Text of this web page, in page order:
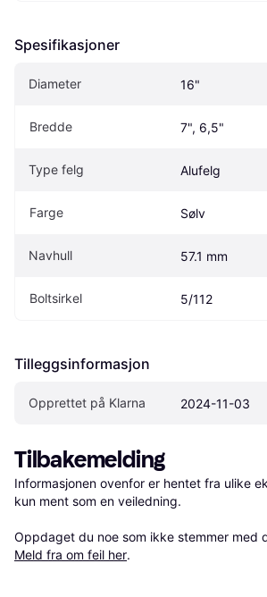
Spesifikasjoner
Diameter 16"
Bredde 7", 6,5"
Type felg Alufelg
Farge Sølv
Navhull 57.1 mm
Boltsirkel 5/112
Tilleggsinformasjon
Opprettet på Klarna 2024-11-03
Tilbakemelding
Informasjonen ovenfor er hentet fra ulike
kun ment som en veiledning.
Oppdaget du noe som ikke stemmer med
Meld fra om feil her.